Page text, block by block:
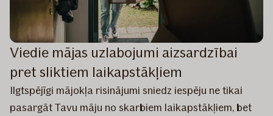
Viedie mājas uzlabojumi aizsardzībai
pret sliktiem laikapstākļiem
Ilgtspējīgi mājokļa risinājumi sniedz iespēju ne tikai
pasargāt Tavu māju no skarbiem laikapstākļiem, bet